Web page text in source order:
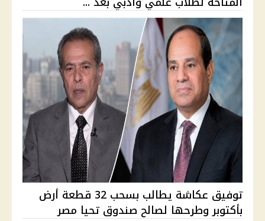
توفيق عكاشة يطالب بسحب 32 قطعة أرض
بأكتوبر وطرحها لصالح صندوق تحيا مصر